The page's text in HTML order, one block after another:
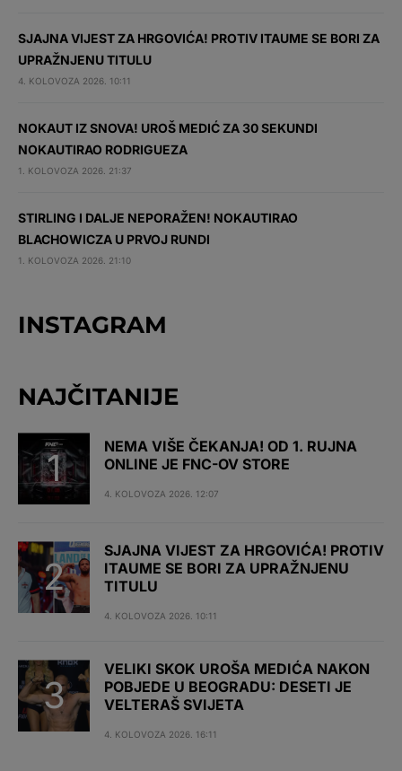
SJAJNA VIJEST ZA HRGOVIĆA! PROTIV ITAUME SE BORI ZA
UPRAŽNJENU TITULU
4. KOLOVOZA 2026. 10:11
NOKAUT IZ SNOVA! UROŠ MEDIĆ ZA 30 SEKUNDI
NOKAUTIRAO RODRIGUEZA
1. KOLOVOZA 2026. 21:37
STIRLING I DALJE NEPORAŽEN! NOKAUTIRAO
BLACHOWICZA U PRVOJ RUNDI
1. KOLOVOZA 2026. 21:10
INSTAGRAM
NAJČITANIJE
NEMA VIŠE ČEKANJA! OD 1. RUJNA
ONLINE JE FNC-OV STORE
4. KOLOVOZA 2026. 12:07
SJAJNA VIJEST ZA HRGOVIĆA! PROTIV
ITAUME SE BORI ZA UPRAŽNJENU
TITULU
4. KOLOVOZA 2026. 10:11
VELIKI SKOK UROŠA MEDIĆA NAKON
POBJEDE U BEOGRADU: DESETI JE
VELTERAŠ SVIJETA
4. KOLOVOZA 2026. 16:11